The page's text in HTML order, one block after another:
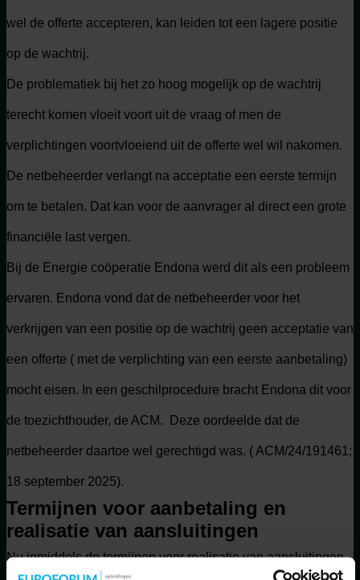
wel de offerte accepteren, kan leiden tot een lagere positie
op de wachtrij.
De problematiek bij het zo hoog mogelijk op de wachtrij
terecht komen vloeit voort uit de vraag of men de
verplichtingen voortvloeiend uit de offerte wel wil nakomen.
De netbeheerder verlangt na acceptatie een eerste termijn
om te betalen. Dat kan voor de aanvrager al direct een grote
financiële last vergen.
Bij de Energie coöperatie Endona werd dit als een probleem
ervaren. Endona vond dat de netbeheerder voor het
verkrijgen van een positie op de wachtrij geen acceptatie van
een offerte ( met de verplichting van een eerste aanbetaling)
mocht eisen. In een geschilprocedure bracht Endona dit voor
de toezichthouder, de ACM. Deze oordeelde dat de
netbeheerder daartoe wel gerechtigd was. ( ACM/24/191461;
18 september 2025).
Termijnen voor aanbetaling en
realisatie van aansluitingen
Nu inmiddels de termijnen voor realisatie van aansluitingen